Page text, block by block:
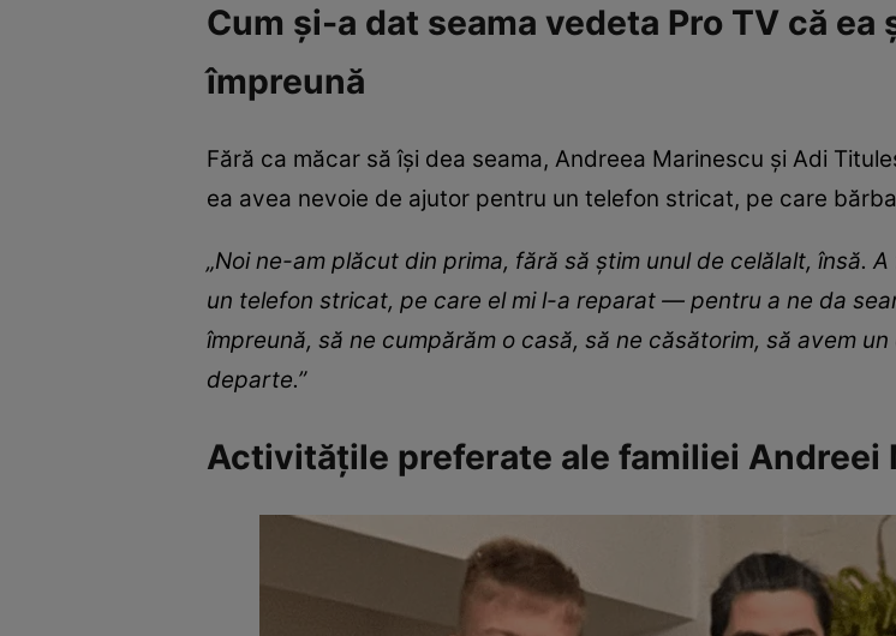
Cum și-a dat seama vedeta Pro TV că
împreună
Fără ca măcar să își dea seama, Andreea Marinescu și Adi
ea avea nevoie de ajutor pentru un telefon stricat, pe care
„Noi ne-am plăcut din prima, fără să știm unul de celălalt, însă.
un telefon stricat, pe care el mi l-a reparat — pentru a ne da
împreună, să ne cumpărăm o casă, să ne căsătorim, să avem
departe.”
Activitățile preferate ale familiei Andreei